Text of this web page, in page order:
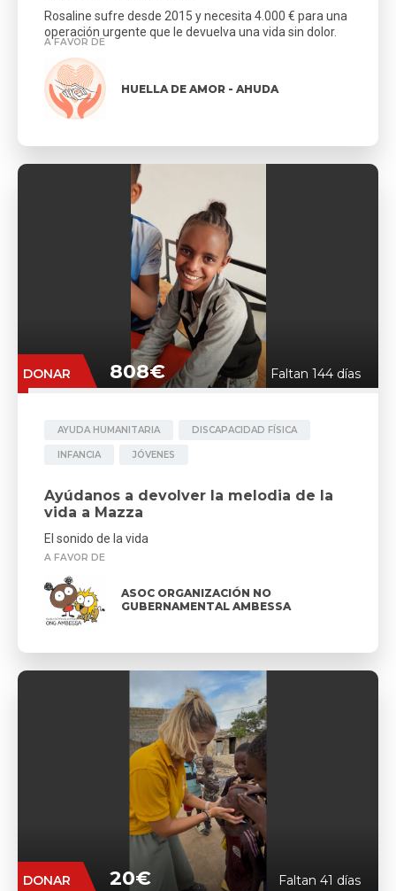
Rosaline sufre desde 2015 y necesita 4.000 € para una
operación urgente que le devuelva una vida sin dolor.
A FAVOR DE
HUELLA DE AMOR - AHUDA
DONAR 808€ Faltan 144 días
AYUDA HUMANITARIA DISCAPACIDAD FÍSICA
INFANCIA JÓVENES
Ayúdanos a devolver la melodia de la
vida a Mazza
El sonido de la vida
A FAVOR DE
ASOC ORGANIZACIÓN NO
GUBERNAMENTAL AMBESSA
DONAR 20€ Faltan 41 días